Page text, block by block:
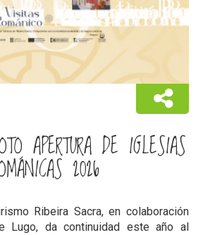
APERTURA DE IGLESIAS
2026
Ribeira Sacra, en colaboración
Lugo, da continuidad este año al